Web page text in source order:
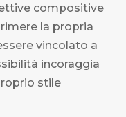
compositive
la propria
vincolato a
incoraggia
stile